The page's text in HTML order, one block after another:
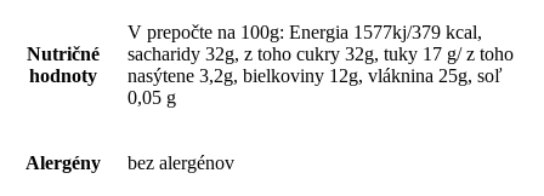
Nutričné
hodnoty
V prepočte na 100g: Energia 1577kj/379 kcal,
sacharidy 32g, z toho cukry 32g, tuky 17 g/ z toho
nasýtene 3,2g, bielkoviny 12g, vláknina 25g, soľ
0,05 g
Alergény bez alergénov